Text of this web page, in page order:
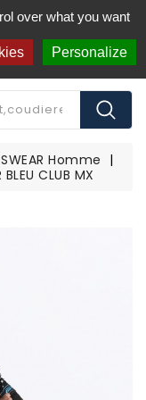
d'achat (*)
Homme
CLUB MX
over what you want
Personalize